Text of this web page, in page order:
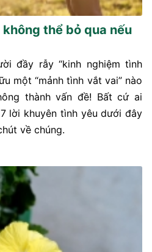
thể bỏ qua nếu
đầy rẫy “kinh nghiệm tình
một “mảnh tình vắt vai” nào
thành vấn đề! Bất cứ ai
lời khuyên tình yêu dưới đây
về chúng.